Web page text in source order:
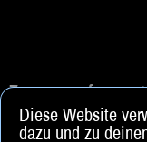
Diese Website
dazu und zu